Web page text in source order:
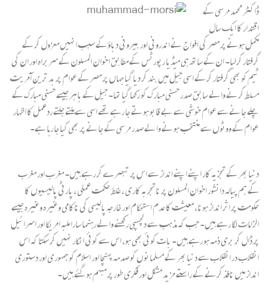
ڈاکٹر محمد مرسی کے
اقتدار کا ایک سال
مکمل ہونے پر مصر کی افواج نے اندرونی اور بیرونی دباؤ کے سبب انہیں معزول کر کے
گرفتار کرلیا۔ ان کے ساتھ ہی میڈیا رپورٹس کے مطابق اخوان المسلون کے سربراہ اور ان کی
ٹیم کو بھی گرفتار کر کے اسی جیل میں بند کر دیا گیا جہاں پر مصر کے عوام پر بد ترین آمریت
مسلط کرنے والے سابق صدر حسنی مبار ک کو رکھا گیا تھا۔ جیل کے باہر جیسے حسنی مبارک کے
چلے جانے سے عوام خوشی سے بے قابو ہوتے جا رہے تھے اسی سے ملتے جلتے ردعمل کا اظہار
عوام کے ووٹوں سے منتخب ہونے والے صدر مرسی کے جانے پر بھی کیا جا رہا ہے۔
دنیا بھر کے تجزیہ کار اپنے اپنے انداز سے اس پر تبصرے کر رہے ہیں۔ مغرب اور مغرب
کے ہم پیالہ دانشور اخوان المسلون پر ناتجربہ کاری ، غلط حکمت عملی ، پارٹی پالیسیوں کا
حکومت پر اثر انداز ہونا، معیشت کا عدم استحکام اور خارجہ پالیسی کی ناکامی وغیرہ وغیرہ جیسے
الزامات لگا رہے ہیں۔ جب کہ مذہب سے دلچسپی رکھنے والے رہنما سارا ملبہ امریکا اور اسرائیل
پر ڈال کر بری ذمہ ہو رہے ہیں۔ بات کوئی بھی ہو، اس سے کوئی انکار نہیں کر سکتا کہ اس
انقلاب در انقلاب سے دنیا بھر کے مسلمانوں کو صدمہ پہنچا اور اسلام کو جمہوری اور دستوری
انداز میں نافذ کرنے کے راستے مزید مشکل اور فکری طور پر مبہم ہو گئے ہیں۔